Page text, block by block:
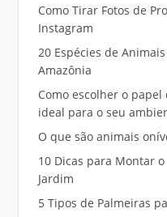
Como Tirar Fotos de
Instagram
20 Espécies de
Amazônia
Como escolher o
ideal para o seu
O que são animais
10 Dicas para Montar
Jardim
5 Tipos de Palmeiras